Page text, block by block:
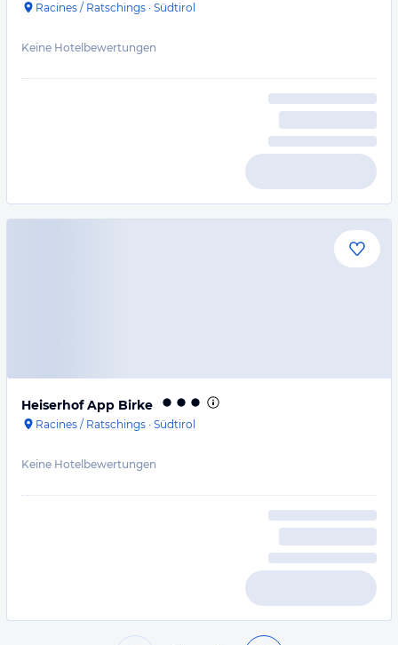
Racines / Ratschings · Südtirol
Keine Hotelbewertungen
Heiserhof App Birke
Racines / Ratschings · Südtirol
Keine Hotelbewertungen